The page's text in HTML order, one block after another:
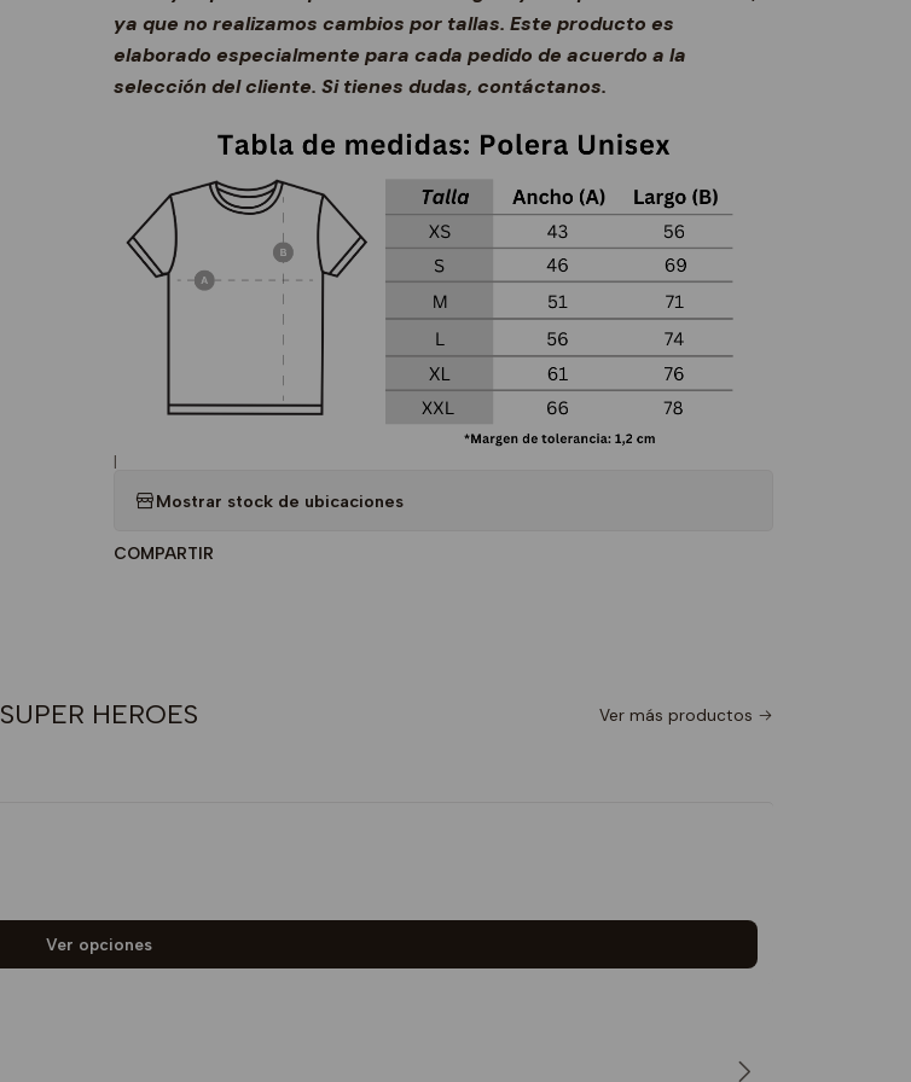
ya que no realizamos cambios por tallas. Este producto es
elaborado especialmente para cada pedido de acuerdo a la
selección del cliente. Si tienes dudas, contáctanos.
|
Mostrar stock de ubicaciones
COMPARTIR
SUPER HEROES Ver más productos
Ver opciones